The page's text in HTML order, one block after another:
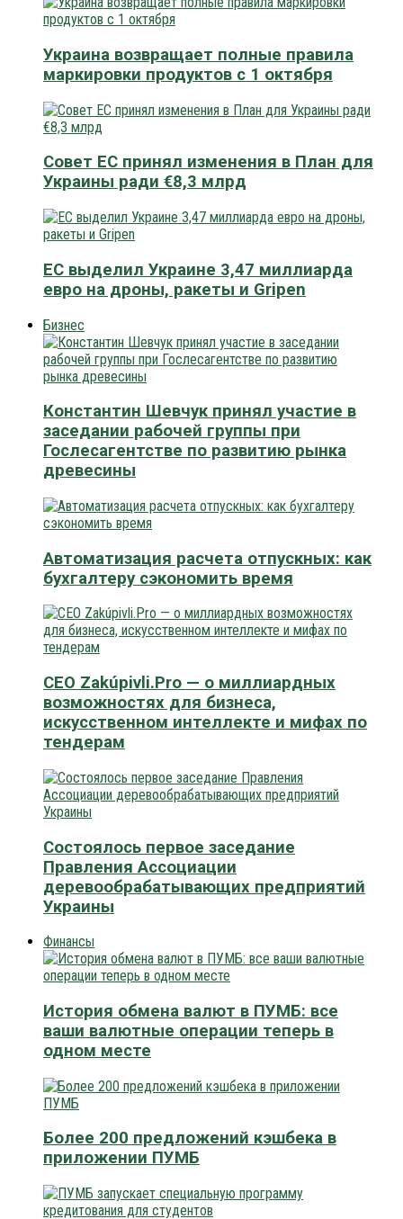
Украина возвращает полные правила
маркировки продуктов с 1 октября
Совет ЕС принял изменения в План для
Украины ради €8,3 млрд
ЕС выделил Украине 3,47 миллиарда
евро на дроны, ракеты и Gripen
Бизнес
Константин Шевчук принял участие в
заседании рабочей группы при
Гослесагентстве по развитию рынка
древесины
Автоматизация расчета отпускных: как
бухгалтеру сэкономить время
CEO Zakúpivli.Pro — о миллиардных
возможностях для бизнеса,
искусственном интеллекте и мифах по
тендерам
Состоялось первое заседание
Правления Ассоциации
деревообрабатывающих предприятий
Украины
Финансы
История обмена валют в ПУМБ: все
ваши валютные операции теперь в
одном месте
Более 200 предложений кэшбека в
приложении ПУМБ